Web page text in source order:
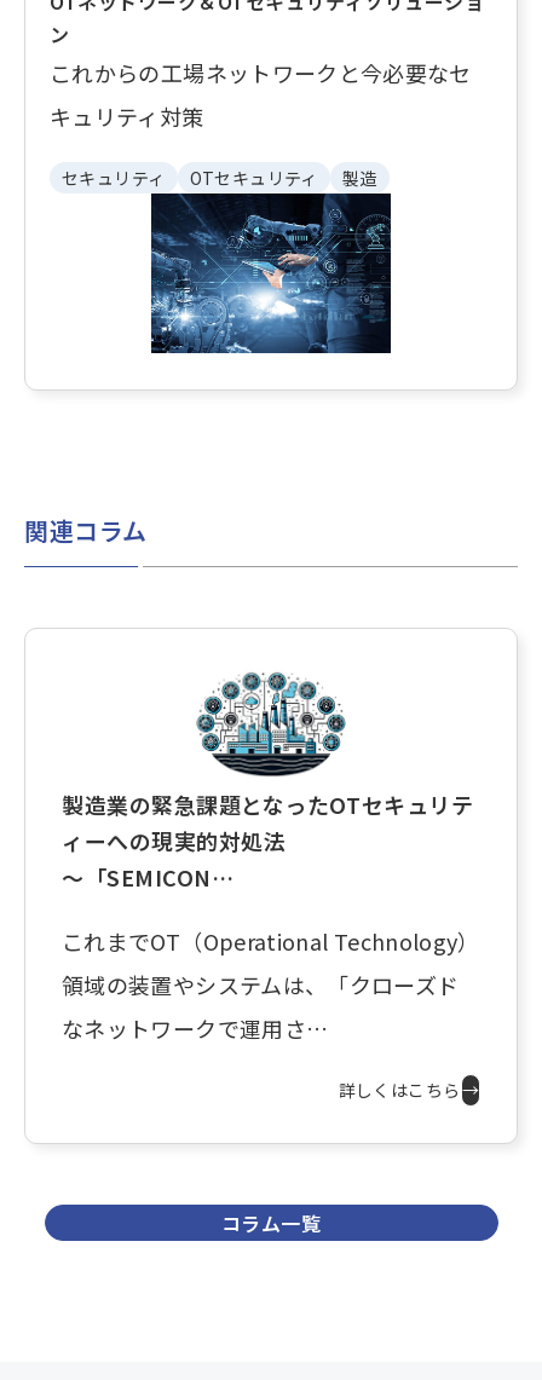
ン
これからの工場ネットワークと今必要なセ
キュリティ対策
セキュリティ OTセキュリティ 製造
関連コラム
製造業の緊急課題となったOTセキュリテ
ィーへの現実的対処法
～「SEMICON…
これまでOT（Operational Technology）
領域の装置やシステムは、「クローズド
なネットワークで運用さ…
詳しくはこちら →
コラム一覧